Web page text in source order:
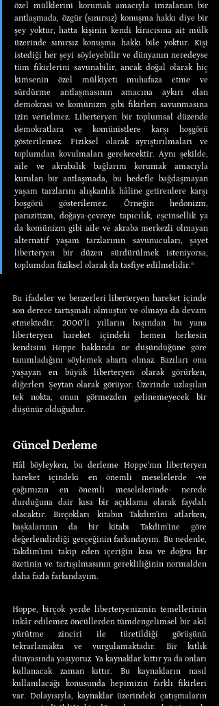
özel mülklerini korumak amacıyla imzalanan bir
antlaşmada, özgür (sınırsız) konuşma hakkı diye bir
şey yoktur, hatta kişinin kendi kiracısına ait mülk
üzerinde sınırsız konuşma hakkı bile yoktur. Kişi
istediği her şeyi söyleyebilir ve dünyanın neredeyse
tüm fikirlerini savunabilir, ancak doğal olarak hiç
kimsenin özel mülkiyeti muhafaza etme ve
sürdürme antlaşmasının amacına aykırı olan
demokrasi ve komünizm gibi fikirleri savunmasına
izin verielmez. Liberteryen bir toplumsal düzende
demokratlara ve komünistlere karşı hoşgörü
gösterilemez. Fiziksel olarak ayrıştırılmaları ve
toplumdan kovulmaları gerekecektir. Aynı şekilde,
aile ve akrabalık bağlarını korumak amacıyla
kurulan bir antlaşmada, bu hedefle bağdaşmayan
yaşam tarzlarını alışkanlık hâline getirenlere karşı
hoşgörü gösterilemez. Örneğin hedonizm,
parazitizm, doğaya-çevreye tapıcılık, eşcinsellik ya
da komünizm gibi aile ve akraba merkezli olmayan
alternatif yaşam tarzlarının savunucuları, şayet
liberteryen bir düzen sürdürülmek isteniyorsa,
toplumdan fiziksel olarak da tasfiye edilmelidir.⁶
Bu ifadeler ve benzerleri liberteryen hareket içinde
son derece tartışmalı olmuştur ve olmaya da devam
etmektedir. 2000’li yılların başından bu yana
liberteryen hareket içindeki hemen herkesin
kendisini Hoppe hakkında ne düşündüğüne göre
tanımladığını söylemek abartı olmaz. Bazıları onu
yaşayan en büyük liberteryen olarak görürken,
diğerleri Şeytan olarak görüyor. Üzerinde uzlaşılan
tek nokta, onun görmezden gelinemeyecek bir
düşünür olduğudur.
Güncel Derleme
Hâl böyleyken, bu derleme Hoppe’nın liberteryen
hareket içindeki en önemli meselelerde -ve
çağımızın en önemli meselelerinde- nerede
durduğuna dair kısa bir açıklama olarak faydalı
olacaktır. Birçokları kitabın Takdim’ini atlarken,
başkalarının da bir kitabı Takdim’ine göre
değerlendirdiği gerçeğinin farkındayım. Bu nedenle,
Takdim’imi takip eden içeriğin kısa ve doğru bir
özetinin ve tartışılmasının gerekliliğinin normalden
daha fazla farkındayım.
Hoppe, birçok yerde liberteryenizmin temellerinin
inkâr edilemez öncüllerden tümdengelimsel bir akıl
yürütme zinciri ile türetildiği görüşünü
tekrarlamakta ve vurgulamaktadır. Bir kıtlık
dünyasında yaşıyoruz. Ya kaynaklar kıttır ya da onları
kullanacak zaman kıttır. Bu kaynakların nasıl
kullanılacağı konusunda hepimizin farklı fikirleri
var. Dolayısıyla, kaynaklar üzerindeki çatışmaların